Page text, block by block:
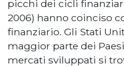
picchi dei cicli
2006) hanno coinciso
finanziario. Gli Stati
maggior parte dei
mercati sviluppati si